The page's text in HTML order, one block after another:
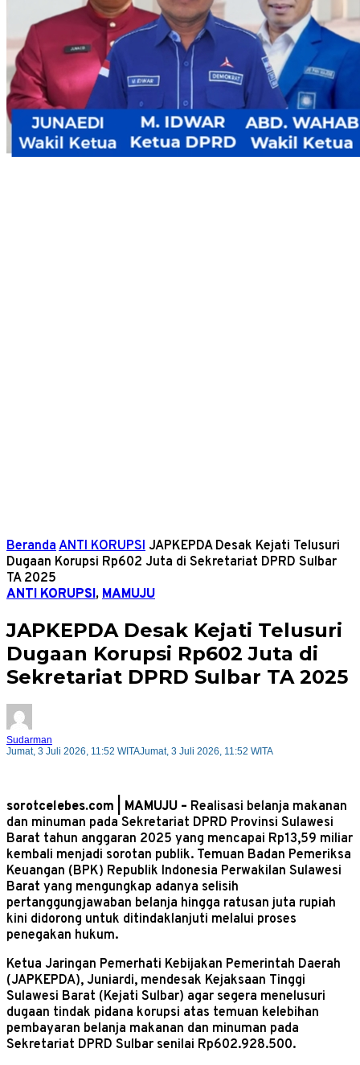
Beranda ANTI KORUPSI JAPKEPDA Desak Kejati Telusuri
Dugaan Korupsi Rp602 Juta di Sekretariat DPRD Sulbar
TA 2025
ANTI KORUPSI, MAMUJU
JAPKEPDA Desak Kejati Telusuri
Dugaan Korupsi Rp602 Juta di
Sekretariat DPRD Sulbar TA 2025
Sudarman
Jumat, 3 Juli 2026, 11:52 WITAJumat, 3 Juli 2026, 11:52 WITA
sorotcelebes.com | MAMUJU – Realisasi belanja makanan
dan minuman pada Sekretariat DPRD Provinsi Sulawesi
Barat tahun anggaran 2025 yang mencapai Rp13,59 miliar
kembali menjadi sorotan publik. Temuan Badan Pemeriksa
Keuangan (BPK) Republik Indonesia Perwakilan Sulawesi
Barat yang mengungkap adanya selisih
pertanggungjawaban belanja hingga ratusan juta rupiah
kini didorong untuk ditindaklanjuti melalui proses
penegakan hukum.
Ketua Jaringan Pemerhati Kebijakan Pemerintah Daerah
(JAPKEPDA), Juniardi, mendesak Kejaksaan Tinggi
Sulawesi Barat (Kejati Sulbar) agar segera menelusuri
dugaan tindak pidana korupsi atas temuan kelebihan
pembayaran belanja makanan dan minuman pada
Sekretariat DPRD Sulbar senilai Rp602.928.500.